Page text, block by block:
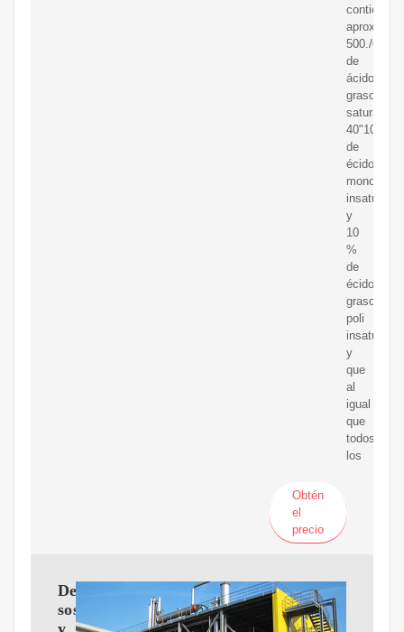
contiene
500./0
de
ácidos
grasos
saturados,
40"10
de
écidos
mono
y
10
%
de
écidos
grasos
poli
y
que
al
igual
que
todos
los
Obtén
el
precio
Desarrollo
sostenible